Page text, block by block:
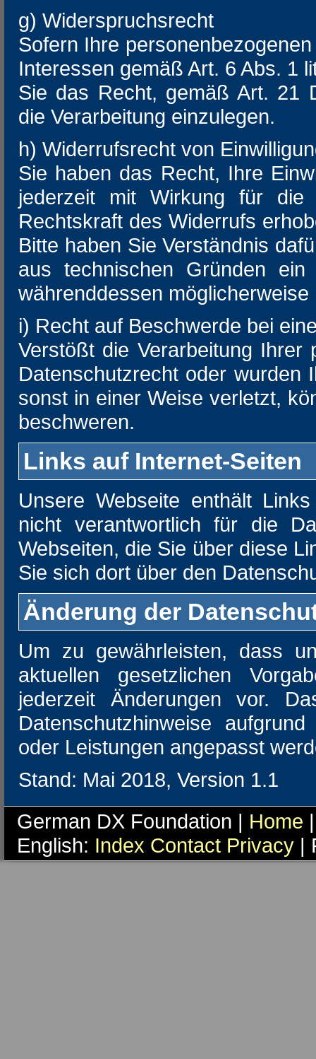
g) Widerspruchsrecht
Sofern Ihre
Interessen gemäß Art. 6 Abs. 1
Sie das Recht, gemäß Art. 21
die Verarbeitung einzulegen.
h) Widerrufsrecht von
Sie haben das Recht, Ihre
jederzeit mit Wirkung für
Rechtskraft des Widerrufs
Bitte haben Sie Verständnis
aus technischen Gründen
währenddessen
i) Recht auf Beschwerde bei
Verstößt die Verarbeitung Ihrer
Datenschutzrecht oder wurden
sonst in einer Weise verletzt,
beschweren.
Links auf Internet-Seiten
Unsere Webseite enthält
nicht verantwortlich für die
Webseiten, die Sie über diese
Sie sich dort über den
Änderung der
Um zu gewährleisten, dass
aktuellen gesetzlichen
jederzeit Änderungen vor.
Datenschutzhinweise
oder Leistungen angepasst
Stand: Mai 2018, Version 1.1
German DX Foundation | Home
English: Index Contact Privacy |